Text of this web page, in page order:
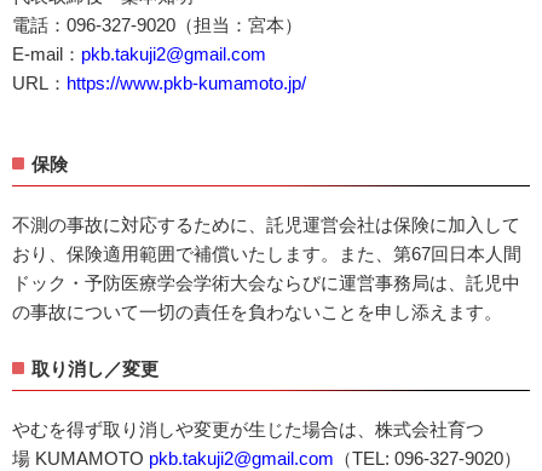
電話：096-327-9020（担当：宮本）
E-mail： pkb.takuji2@gmail.com
URL： https://www.pkb-kumamoto.jp/
保険
不測の事故に対応するために、託児運営会社は保険に加入して
おり、保険適用範囲で補償いたします。また、第67回日本人間
ドック・予防医療学会学術大会ならびに運営事務局は、託児中
の事故について一切の責任を負わないことを申し添えます。
取り消し／変更
やむを得ず取り消しや変更が生じた場合は、株式会社育つ
場 KUMAMOTO pkb.takuji2@gmail.com （TEL: 096-327-9020）